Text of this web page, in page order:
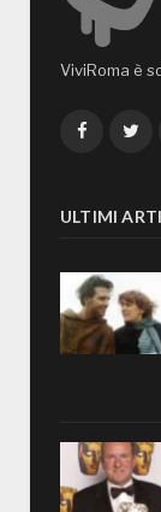
ViviRoma è
Facebook
ULTIMI